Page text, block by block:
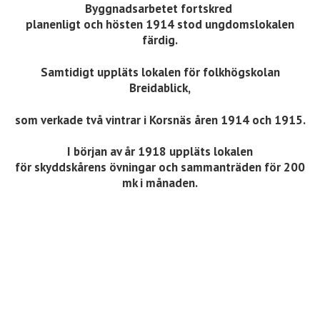
Byggnadsarbetet fortskred
planenligt och hösten 1914 stod ungdomslokalen
färdig.
Samtidigt uppläts lokalen för folkhögskolan
Breidablick,
som verkade två vintrar i Korsnäs åren 1914 och 1915.
I början av år 1918 uppläts lokalen
för skyddskårens övningar och sammanträden för 200
mk i månaden.